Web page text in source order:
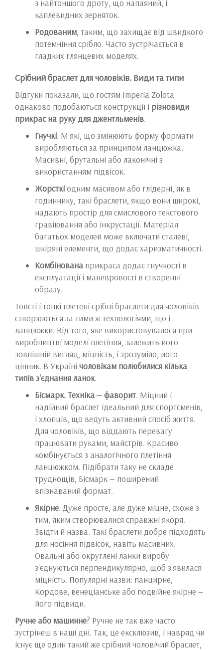
з найтоншого дроту, що напаяний, і
каплевидних зерняток.
Родованим , таким, що захищає від швидкого
потемніння срібло. Часто зустрічається в
гладких глянцевих моделях.
Срібний браслет для чоловіків. Види та типи
Відгуки показали, що гостям Imperia Zolota
однаково подобаються конструкції і різновиди
прикрас на руку для джентльменів.
Гнучкі. М'які, що змінюють форму формати
виробляються за принципом ланцюжка.
Масивні, брутальні або лаконічні з
використанням підвісок.
Жорсткіодним масивом або глідерні, як в
годиннику, такі браслети, якщо вони широкі,
надають простір для смислового текстового
гравіювання або інкрустації. Матеріал
багатьох моделей може включати сталеві,
шкіряні елементи, що додає харизматичності.
Комбінована прикраса додає гнучкості в
експлуатації і маневровості в створенні
образу.
Товсті і тонкі плетені срібні браслети для чоловіків
створюються за тими ж технологіями, що і
ланцюжки. Від того, яке використовувалося при
виробництві моделі плетіння, залежить його
зовнішній вигляд, міцність, і зрозуміло, його
цінник. В Українічоловікам полюбилися кілька
типів з'єднання ланок.
Бісмарк. Техніка — фаворит. Міцний і
надійний браслет ідеальний для спортсменів,
і хлопців, що ведуть активний спосіб життя.
Для чоловіків, що віддають перевагу
працювати руками, майстрів. Красиво
комбінується з аналогічного плетіння
ланцюжком. Підібрати таку не складе
труднощів, Бісмарк — поширений
впізнаваний формат.
Якірне. Дуже просте, але дуже міцне, схоже з
тим, яким створювалися справжні якоря.
Звідти й назва. Такі браслети добре підходять
для носіння підвісок, навіть масивних.
Овальні або округлені ланки виробу
з'єднуються перпендикулярно, щоб з'явилася
міцність. Популярні назви: панцирне,
Кордове, венеціанське або подвійне якірне —
його підвиди.
Ручне або машинне? Ручне не так вже часто
зустрінеш в наші дні. Так, це ексклюзив, і навряд чи
існує ще один такий же срібний чоловічий браслет,